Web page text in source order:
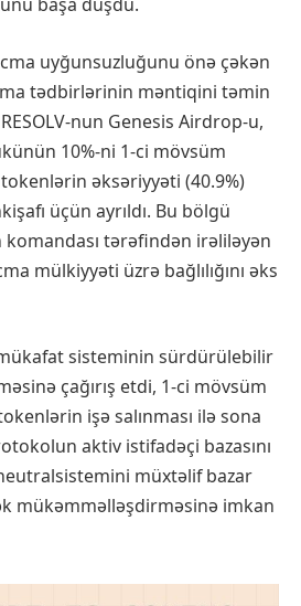
uyğunsuzluğunu önə çəkən
tədbirlərinin məntiqini təmin
nun Genesis Airdrop-u,
10%-ni 1-ci mövsüm
tokenlərin əksəriyyəti (40.9%)
üçün ayrıldı. Bu bölgü
komandası tərəfindən irəliləyən
mülkiyyəti üzrə bağlılığını əks
sisteminin sürdürülebilir
çağırış etdi, 1-ci mövsüm
işə salınması ilə sona
aktiv istifadəçi bazasını
müxtəlif bazar
mükəmməlləşdirməsinə imkan